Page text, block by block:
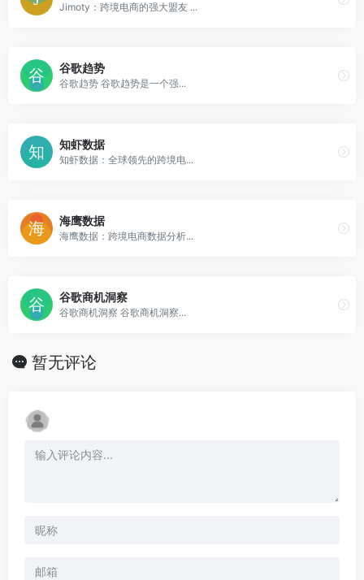
Jimoty：跨境电商的强大盟友 ...
谷歌趋势
谷歌趋势 谷歌趋势是一个强...
知虾数据
知虾数据：全球领先的跨境电...
海鹰数据
海鹰数据：跨境电商数据分析...
谷歌商机洞察
谷歌商机洞察 谷歌商机洞察...
暂无评论